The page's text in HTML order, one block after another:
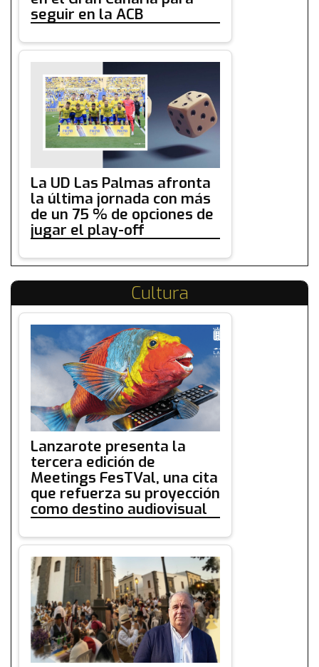
seguir en la ACB
La UD Las Palmas afronta
la última jornada con más
de un 75 % de opciones de
jugar el play-off
Cultura
Lanzarote presenta la
tercera edición de
Meetings FesTVal, una cita
que refuerza su proyección
como destino audiovisual